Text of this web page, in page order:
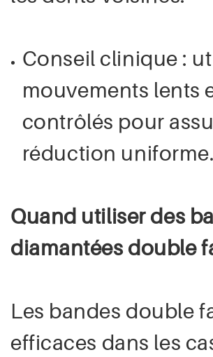
Conseil clinique :
mouvements lents
contrôlés pour
réduction uniforme.
Quand utiliser des
diamantées double
Les bandes double
efficaces dans les